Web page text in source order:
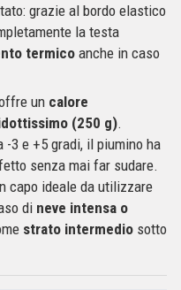
grazie al bordo elastico
la testa
termicoanche in caso
un calore
(250 g).
3 e +5 gradi, il piumino ha
senza mai far sudare.
capo ideale da utilizzare
di neve intensa o
strato intermedio sotto